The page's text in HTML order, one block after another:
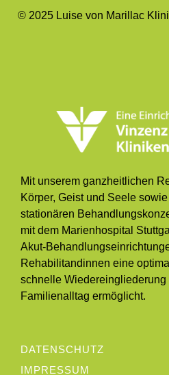
© 2025 Luise von Marillac
Mit unserem ganzheitlichen
Körper, Geist und Seele
stationären
mit dem Marienhospital
Akut-
Rehabilitandinnen eine
schnelle Wiedereingliederung
Familienalltag ermöglicht.
DATENSCHUTZ
IMPRESSUM